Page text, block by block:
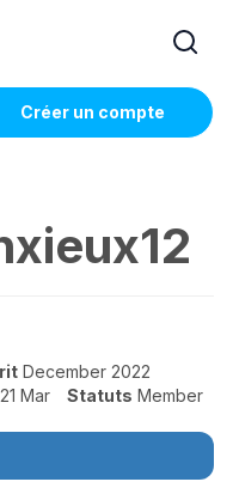
Créer un compte
December 2022
21 Mar Statuts Member